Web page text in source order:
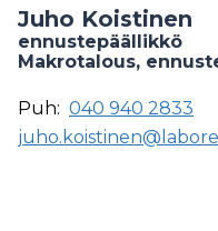
Juho Koistinen
ennustepäällikkö
Makrotalous,
Puh: 040 940 2833